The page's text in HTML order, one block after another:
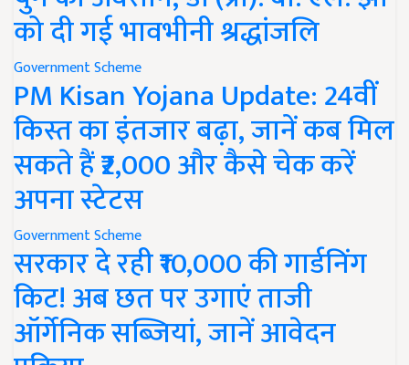
को दी गई भावभीनी श्रद्धांजलि
Government Scheme
PM Kisan Yojana Update: 24वीं
किस्त का इंतजार बढ़ा, जानें कब मिल
सकते हैं ₹2,000 और कैसे चेक करें
अपना स्टेटस
Government Scheme
सरकार दे रही ₹10,000 की गार्डनिंग
किट! अब छत पर उगाएं ताजी
ऑर्गेनिक सब्जियां, जानें आवेदन